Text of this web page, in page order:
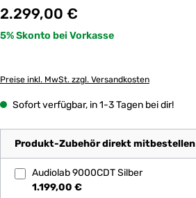
Regulärer Preis:
2.299,00 €
Preise inkl. MwSt. zzgl. Versandkosten
Sofort verfügbar, in 1-3 Tagen bei dir!
Produkt-Zubehör direkt mitbestellen
Audiolab 9000CDT Silber
1.199,00 €